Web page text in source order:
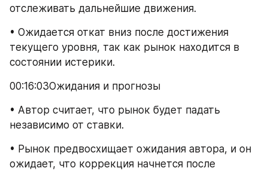
отслеживать дальнейшие движения.
• Ожидается откат вниз после достижения
текущего уровня, так как рынок находится в
состоянии истерики.
00:16:03Ожидания и прогнозы
• Автор считает, что рынок будет падать
независимо от ставки.
• Рынок предвосхищает ожидания автора, и он
ожидает, что коррекция начнется после